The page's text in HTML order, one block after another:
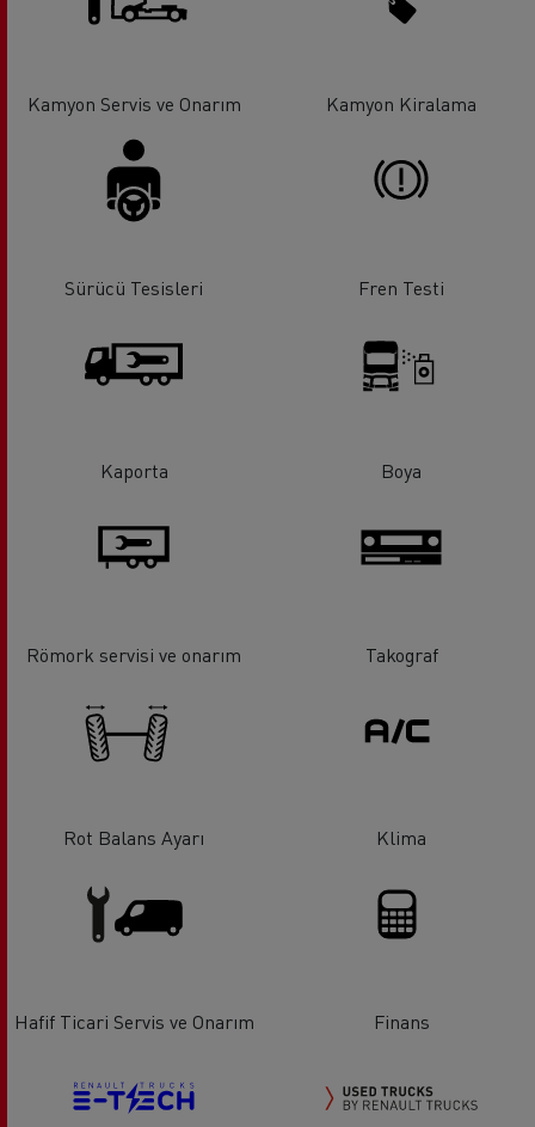
Kamyon Servis ve Onarım Kamyon Kiralama
Sürücü Tesisleri Fren Testi
Kaporta Boya
Römork servisi ve onarım Takograf
Rot Balans Ayarı Klima
Hafif Ticari Servis ve Onarım Finans